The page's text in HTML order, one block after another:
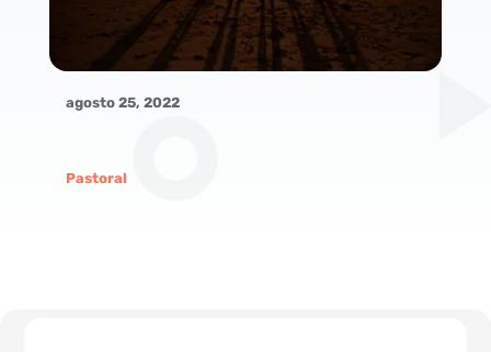
agosto 25, 2022
Pastoral